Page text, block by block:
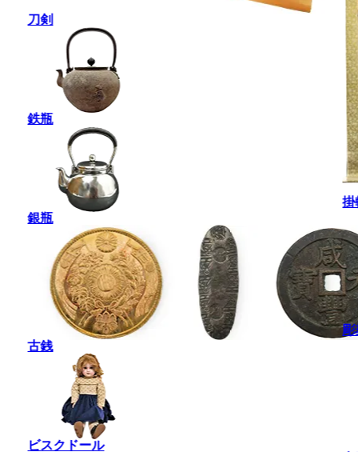
刀剣
鉄瓶
銀瓶
古銭
ビスクドール
掛
彫